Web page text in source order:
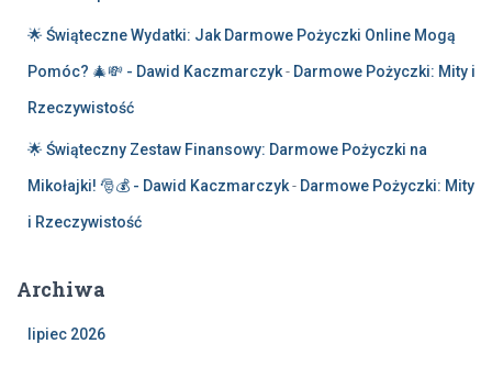
🌟 Świąteczne Wydatki: Jak Darmowe Pożyczki Online Mogą
Pomóc? 🎄💸 - Dawid Kaczmarczyk- Darmowe Pożyczki: Mity i
Rzeczywistość
🌟 Świąteczny Zestaw Finansowy: Darmowe Pożyczki na
Mikołajki! 🎅💰 - Dawid Kaczmarczyk- Darmowe Pożyczki: Mity
i Rzeczywistość
Archiwa
lipiec 2026